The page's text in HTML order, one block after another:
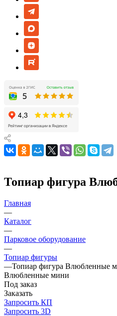
Топиар фигура
Главная
—
Каталог
—
Парковое оборудование
—
Топиар фигуры
—Топиар фигура Влюбленные
Влюбленные мини
Под заказ
Заказать
Запросить КП
Запросить 3D